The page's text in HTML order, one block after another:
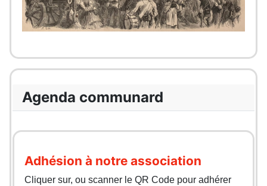
Agenda communard
Adhésion à notre association
Cliquer sur, ou scanner le QR Code pour adhérer